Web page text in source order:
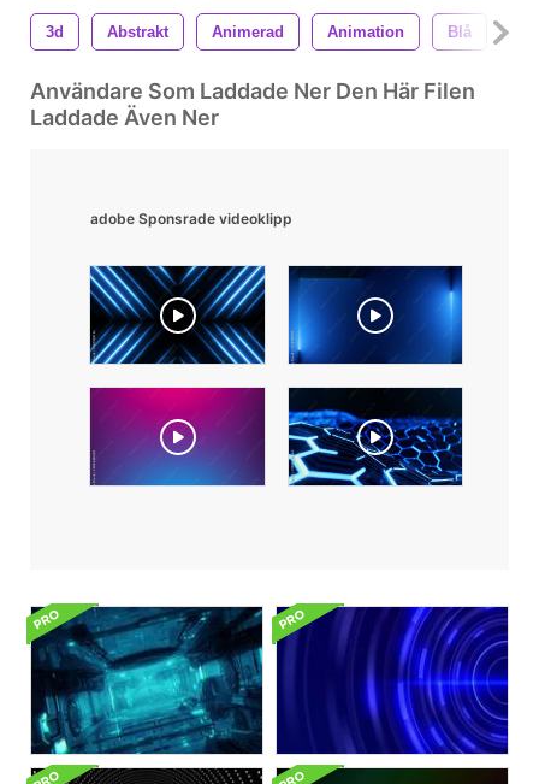
3d Abstrakt Animerad Animation Blå
Användare Som Laddade Ner Den Här Filen
Laddade Även Ner
adobe Sponsrade videoklipp